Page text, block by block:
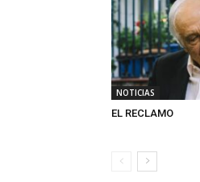
NOTICIAS
EL RECLAMO